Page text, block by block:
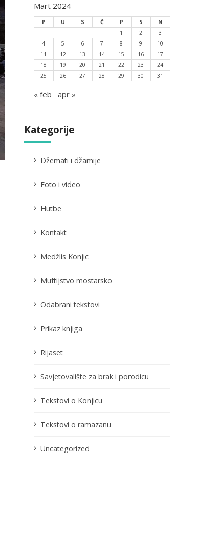
Mart 2024
P U S Č P S
N
1
2
3
4
5 6 7 8 9
10
11
12 13 14 15 16
17
18
19 20 21 22 23
24
25
26 27 28 29 30 31
« feb apr »
Kategorije
Džemati i džamije
Foto i video
Hutbe
Kontakt
Medžlis Konjic
Muftijstvo mostarsko
Odabrani tekstovi
Prikaz knjiga
Rijaset
Savjetovalište za brak i porodicu
Tekstovi o Konjicu
Tekstovi o ramazanu
Uncategorized